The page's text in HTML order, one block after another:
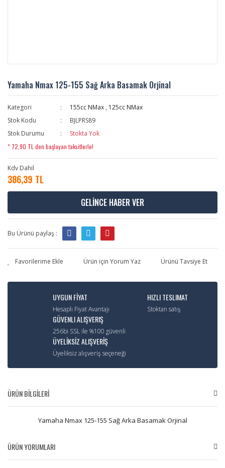
Yamaha Nmax 125-155 Sağ Arka Basamak Orjinal
Kategori 155cc NMax , 125cc NMax
Stok Kodu
BJLPRS89
Stok Durumu
Stokta Yok
* 72,90 TL den başlayan taksitlerle!
Kdv Dahil
386,39 TL
GELİNCE HABER VER
Bu Ürünü paylaş :
Ürün için Yorum Yaz Ürünü Tavsiye Et
UYGUN FİYAT
Hesaplı Fiyat Avantajı
HIZLI TESLIMAT
Stoktan satış
GÜVENLI ALIŞVERIŞ
256bi SSL ile %100 güvenli
ÜYELİKSİZ ALIŞVERİŞ
Üyeliksiz alışveriş seçeneği
ÜRÜN BİLGİLERİ
Yamaha Nmax 125-155 Sağ Arka Basamak Orjinal
ÜRÜN YORUMLARI